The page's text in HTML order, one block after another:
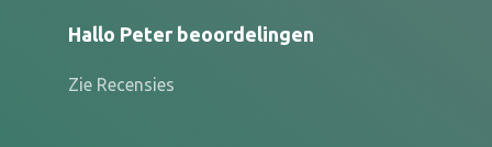
Hallo Peter beoordelingen
Zie Recensies